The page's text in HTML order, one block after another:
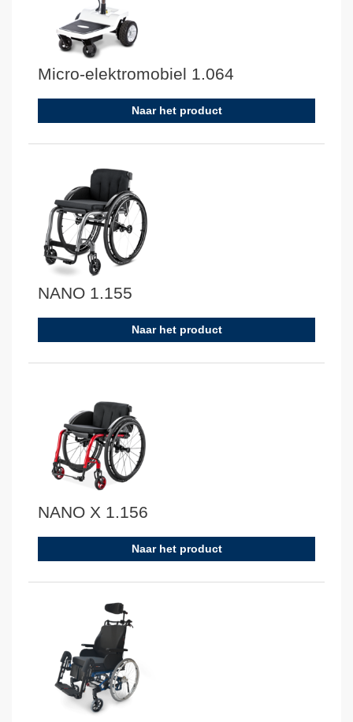
Micro-elektromobiel 1.064
Naar het product
NANO 1.155
Naar het product
NANO X 1.156
Naar het product